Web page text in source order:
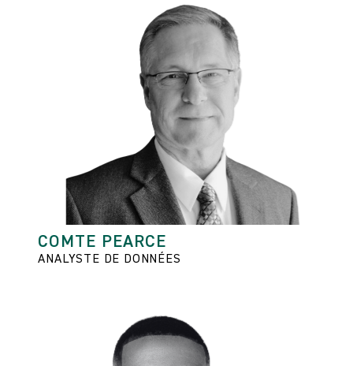
COMTE PEARCE
ANALYSTE DE DONNÉES